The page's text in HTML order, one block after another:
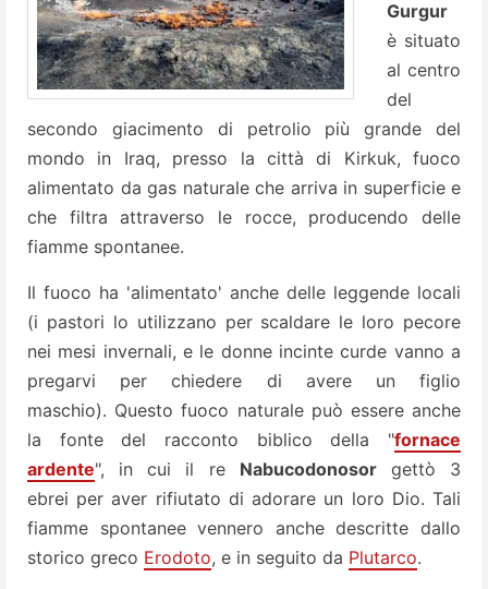
Gurgur
è situato
al centro
del
secondo giacimento di petrolio più grande del
mondo in Iraq, presso la città di Kirkuk, fuoco
alimentato da gas naturale che arriva in superficie e
che filtra attraverso le rocce, producendo delle
fiamme spontanee.
Il fuoco ha 'alimentato' anche delle leggende locali
(i pastori lo utilizzano per scaldare le loro pecore
nei mesi invernali, e le donne incinte curde vanno a
pregarvi per chiedere di avere un figlio
maschio). Questo fuoco naturale può essere anche
la fonte del racconto biblico della "fornace
ardente", in cui il re Nabucodonosorgettò 3
ebrei per aver rifiutato di adorare un loro Dio. Tali
fiamme spontanee vennero anche descritte dallo
storico greco Erodoto, e in seguito da Plutarco.